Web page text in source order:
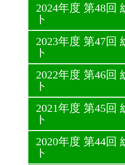
2024年度 第48
ト
2023年度 第47
ト
2022年度 第46
ト
2021年度 第45
ト
2020年度 第44
ト